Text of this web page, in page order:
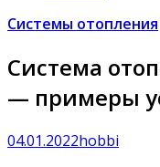
Системы отопления
Система
— примеры
04.01.2022hobbi